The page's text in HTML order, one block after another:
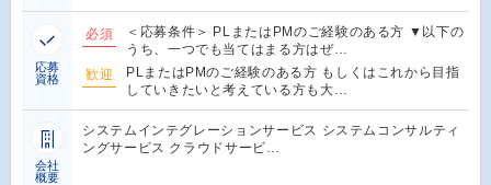
応募
資格
必須
＜応募条件＞ PLまたはPMのご経験のある方 ▼以下の
うち、一つでも当てはまる方はぜ…
歓迎
PLまたはPMのご経験のある方 もしくはこれから目指
していきたいと考えている方も大…
会社
概要
システムインテグレーションサービス システムコンサルティ
ングサービス クラウドサービ…